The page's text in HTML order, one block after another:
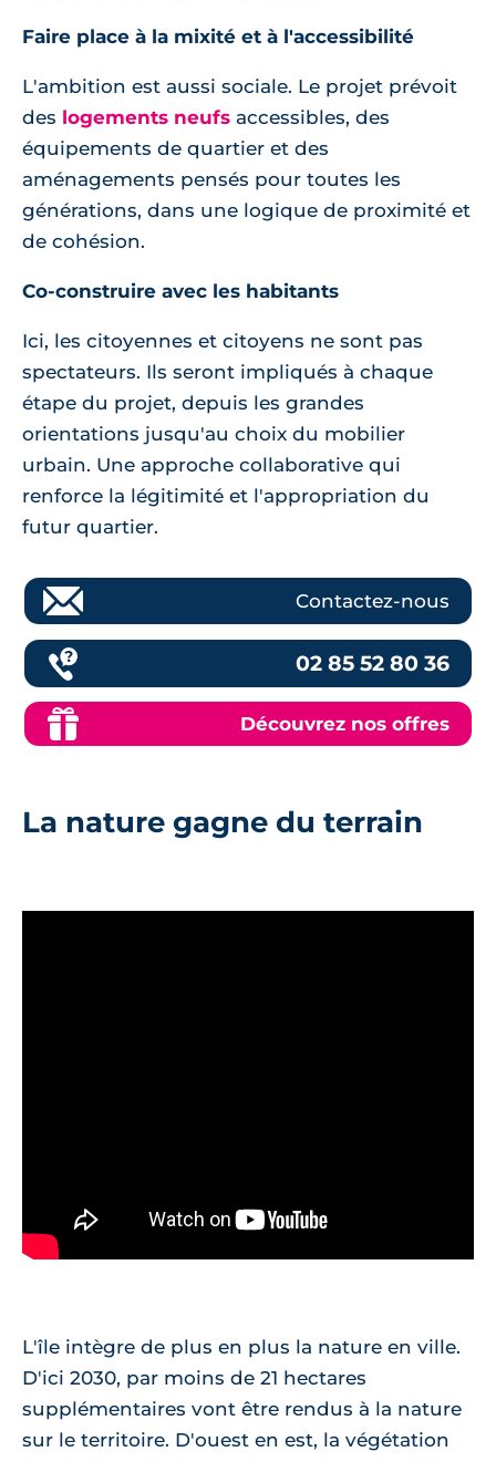
Faire place à la mixité et à l'accessibilité
L'ambition est aussi sociale. Le projet prévoit
des logements neufs accessibles, des
équipements de quartier et des
aménagements pensés pour toutes les
générations, dans une logique de proximité et
de cohésion.
Co-construire avec les habitants
Ici, les citoyennes et citoyens ne sont pas
spectateurs. Ils seront impliqués à chaque
étape du projet, depuis les grandes
orientations jusqu'au choix du mobilier
urbain. Une approche collaborative qui
renforce la légitimité et l'appropriation du
futur quartier.
Contactez-nous
02 85 52 80 36
Découvrez nos offres
La nature gagne du terrain
L'île intègre de plus en plus la nature en ville.
D'ici 2030, par moins de 21 hectares
supplémentaires vont être rendus à la nature
sur le territoire. D'ouest en est, la végétation